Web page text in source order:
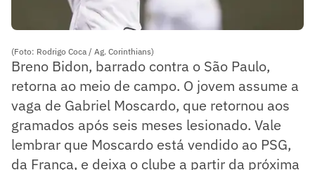
(Foto: Rodrigo Coca / Ag. Corinthians)
Breno Bidon, barrado contra o São Paulo,
retorna ao meio de campo. O jovem assume a
vaga de Gabriel Moscardo, que retornou aos
gramados após seis meses lesionado. Vale
lembrar que Moscardo está vendido ao PSG,
da França, e deixa o clube a partir da próxima